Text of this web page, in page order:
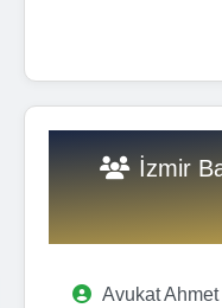
İzmir
Avukat